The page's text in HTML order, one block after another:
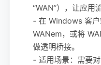
“WAN”），让应用
- 在 Windows 客
WANem，或将
做透明桥接。
- 适用场景：需要